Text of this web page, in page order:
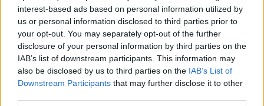
interest-based ads based on personal information utilized by
us or personal information disclosed to third parties prior to
your opt-out. You may separately opt-out of the further
disclosure of your personal information by third parties on the
IAB’s list of downstream participants. This information may
also be disclosed by us to third parties on the IAB’s List of
Downstream Participants that may further disclose it to other
A Szabó Soma karnagy vezényelte nyíregyházi Pro Musica
Leánykar mellett a Nemes József karnagy irányította
debreceni Lautitia Kórus is jelentős sikereket ért el. Őket
Nyíregyházán az augusztus 15-én kezdődő XIV. Cantemus